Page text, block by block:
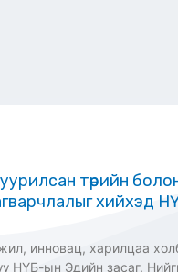
суурилсан төрийн
хийхэд
инновац, харилцаа
НҮБ-ын Эдийн засаг,